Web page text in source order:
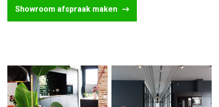
Showroom afspraak maken